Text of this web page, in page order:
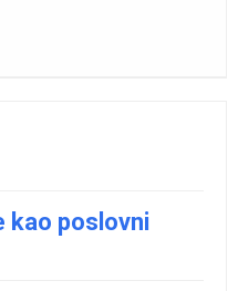
kao poslovni